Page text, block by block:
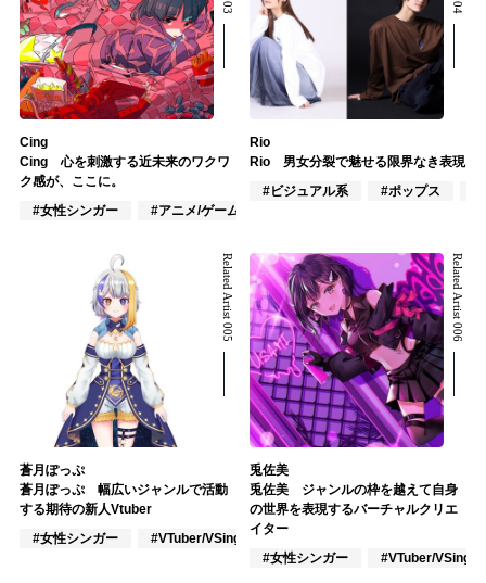
Cing
Cing 心を刺激する近未来のワクワ
ク感が、ここに。
#女性シンガー
#アニメ/ゲーム
Rio
Rio 男女分裂で魅せる限界なき表現
#ビジュアル系
#ポップス
Related Artist 005
蒼月ぽっぷ
蒼月ぽっぷ 幅広いジャンルで活動
する期待の新人Vtuber
#女性シンガー
#VTuber/VSinger
Related Artist 006
兎佐美
兎佐美 ジャンルの枠を越えて自身
の世界を表現するバーチャルクリエ
イター
#女性シンガー
#VTuber/VSinger